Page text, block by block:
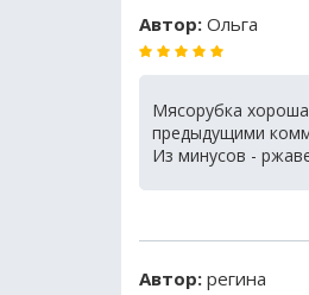
Автор: Ольга
Мясорубка
предыдущими
Из минусов -
Автор: регина